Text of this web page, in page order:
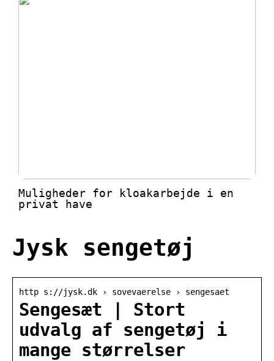
Muligheder for kloakarbejde i en
privat have
Jysk sengetøj
http s://jysk.dk › sovevaerelse › sengesaet
Sengesæt | Stort
udvalg af sengetøj i
mange størrelser